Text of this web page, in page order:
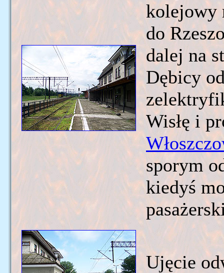
kolejowy
do
dalej na
Dębicy
Wisłę i
sporym
kiedyś
Ujęcie